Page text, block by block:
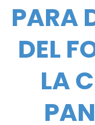
PARA
DEL
LA